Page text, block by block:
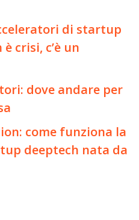
di startup
crisi, c’è un
dove andare per
come funziona la
deeptech nata da